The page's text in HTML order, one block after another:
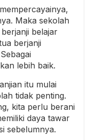
Maka sekolah
belajar
berjanji
lebih baik.
itu mulai
tidak penting.
kita perlu berani
daya tawar
sebelumnya.